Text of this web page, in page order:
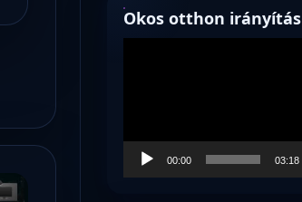
Okos otthon irányítás
00:00 03:18